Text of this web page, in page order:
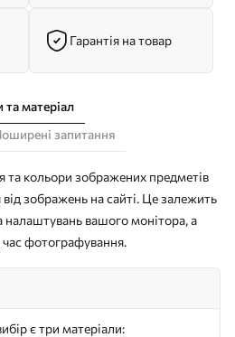
Гарантія на товар
та матеріал
запитання
та кольори зображених предметів
зображень на сайті. Це залежить
налаштувань вашого монітора, а
час фотографування.
є три матеріали: